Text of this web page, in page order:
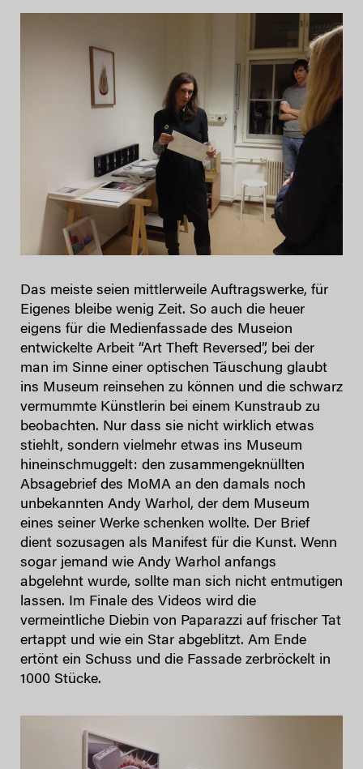
Das meiste seien mittlerweile Auftragswerke, für
Eigenes bleibe wenig Zeit. So auch die heuer
eigens für die Medienfassade des Museion
entwickelte Arbeit “Art Theft Reversed”, bei der
man im Sinne einer optischen Täuschung glaubt
ins Museum reinsehen zu können und die schwarz
vermummte Künstlerin bei einem Kunstraub zu
beobachten. Nur dass sie nicht wirklich etwas
stiehlt, sondern vielmehr etwas ins Museum
hineinschmuggelt: den zusammengeknüllten
Absagebrief des MoMA an den damals noch
unbekannten Andy Warhol, der dem Museum
eines seiner Werke schenken wollte. Der Brief
dient sozusagen als Manifest für die Kunst. Wenn
sogar jemand wie Andy Warhol anfangs
abgelehnt wurde, sollte man sich nicht entmutigen
lassen. Im Finale des Videos wird die
vermeintliche Diebin von Paparazzi auf frischer Tat
ertappt und wie ein Star abgeblitzt. Am Ende
ertönt ein Schuss und die Fassade zerbröckelt in
1000 Stücke.